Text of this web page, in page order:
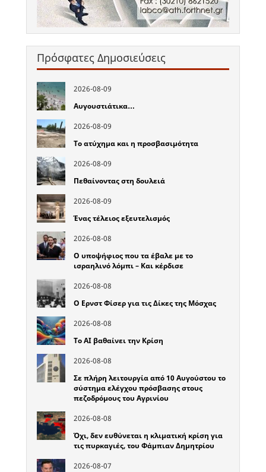
Πρόσφατες Δημοσιεύσεις
2026-08-09
Αυγουστιάτικα…
2026-08-09
Το ατύχημα και η προσβασιμότητα
2026-08-09
Πεθαίνοντας στη δουλειά
2026-08-09
Ένας τέλειος εξευτελισμός
2026-08-08
Ο υποψήφιος που τα έβαλε με το
ισραηλινό λόμπι – Και κέρδισε
2026-08-08
Ο Ερνστ Φίσερ για τις Δίκες της Μόσχας
2026-08-08
Το ΑΙ βαθαίνει την Κρίση
2026-08-08
Σε πλήρη λειτουργία από 10 Αυγούστου το
σύστημα ελέγχου πρόσβασης στους
πεζοδρόμους του Αγρινίου
2026-08-08
Όχι, δεν ευθύνεται η κλιματική κρίση για
τις πυρκαγιές, του Φάμπιαν Δημητρίου
2026-08-07